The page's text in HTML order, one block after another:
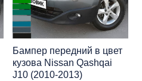
Бампер передний в цвет
кузова Nissan Qashqai
J10 (2010-2013)